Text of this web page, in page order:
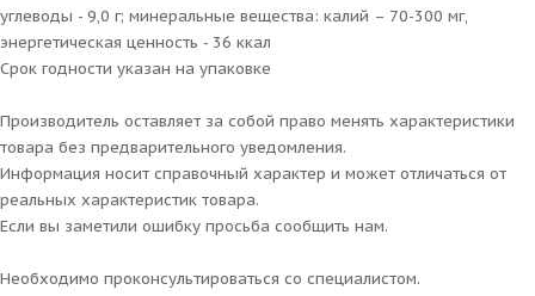
углеводы - 9,0 г; минеральные вещества: калий – 70-300 мг,
энергетическая ценность - 36 ккал
Срок годности указан на упаковке
Производитель оставляет за собой право менять характеристики
товара без предварительного уведомления.
Информация носит справочный характер и может отличаться от
реальных характеристик товара.
Если вы заметили ошибку просьба сообщить нам.
Необходимо проконсультироваться со специалистом.